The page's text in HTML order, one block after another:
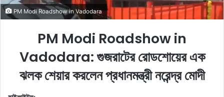
PM Modi Roadshow in Vadodara
PM Modi Roadshow in
Vadodara: গুজরাটের রোডশোয়ের এক
ঝলক শেয়ার করলেন প্রধানমন্ত্রী নরেন্দ্র মোদী